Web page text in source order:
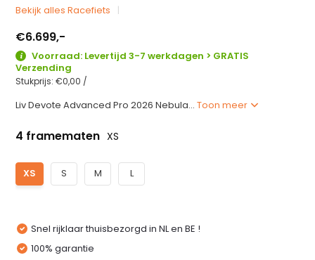
Bekijk alles Racefiets
€6.699,-
Voorraad: Levertijd 3-7 werkdagen > GRATIS
Verzending
Stukprijs:€0,00 /
Liv Devote Advanced Pro 2026 Nebula...Toon meer
4 framematen XS
XS S M L
Snel rijklaar thuisbezorgd in NL en BE !
100% garantie